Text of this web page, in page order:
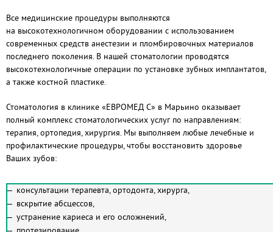
Все медицинские процедуры выполняются
на высокотехнологичном оборудовании с использованием
современных средств анестезии и пломбировочных материалов
последнего поколения. В нашей стоматологии проводятся
высокотехнологичные операции по установке зубных имплантатов,
а также костной пластике.
Стоматология в клинике «ЕВРОМЕД С» в Марьино оказывает
полный комплекс стоматологических услуг по направлениям:
терапия, ортопедия, хирургия. Мы выполняем любые лечебные и
профилактические процедуры, чтобы восстановить здоровье
Ваших зубов:
консультации терапевта, ортодонта, хирурга,
вскрытие абсцессов,
устранение кариеса и его осложнений,